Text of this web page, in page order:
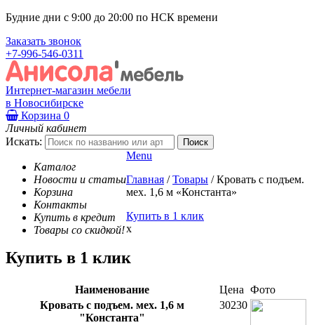
Будние дни с 9:00 до 20:00 по НСК времени
Заказать звонок
+7-996-546-0311
Интернет-магазин мебели
в Новосибирске
Корзина 0
Личный кабинет
Искать:
Каталог
Новости и статьи
Корзина
Контакты
Купить в кредит
Товары со скидкой!
Menu
Главная / Товары / Кровать с подъем.
мех. 1,6 м «Константа»
Купить в 1 клик
x
Купить в 1 клик
Наименование Цена Фото
Кровать с подъем. мех. 1,6 м
"Константа"
30230